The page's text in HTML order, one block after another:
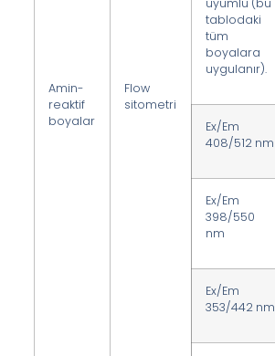
Amin-
reaktif
boyalar
Flow
sitometri
tablodaki
tüm
boyalara
uygulanır).
Ex/Em
408/512 nm
Ex/Em
398/550
nm
Ex/Em
353/442 nm